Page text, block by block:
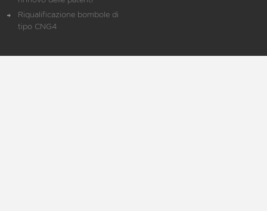
Riqualificazione bombole di
tipo CNG4